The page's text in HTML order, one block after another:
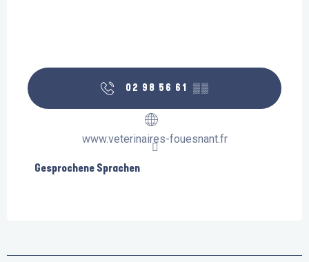
02 98 56 61 ▒▒
www.veterinaires-fouesnant.fr
Gesprochene Sprachen
Gesprochene Sprachen